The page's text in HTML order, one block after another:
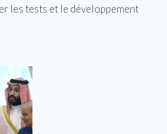
les tests et le développement